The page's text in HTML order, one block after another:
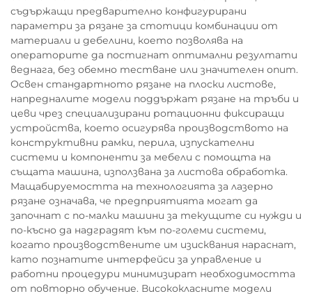
съдържащи предварително конфигурирани
параметри за рязане за стотици комбинации от
материали и дебелини, което позволява на
операторите да постигнат оптимални резултати
веднага, без обемно тестване или значителен опит.
Освен стандартното рязане на плоски листове,
напредналите модели поддържат рязане на тръби и
цеви чрез специализирани ротационни фиксиращи
устройства, което осигурява производството на
конструктивни рамки, перила, изпускателни
системи и компоненти за мебели с помощта на
същата машина, използвана за листова обработка.
Мащабируемостта на технологията за лазерно
рязане означава, че предприятията могат да
започнат с по-малки машини за текущите си нужди и
по-късно да надградят към по-големи системи,
когато производствените им изисквания нараснат,
като познатите интерфейси за управление и
работни процедури минимизират необходимостта
от повторно обучение. Висококласните модели